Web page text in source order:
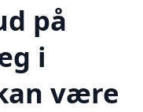
på
i
være